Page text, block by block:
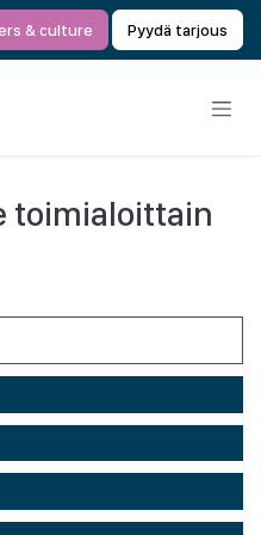
& culture Pyydä tarjous
toimialoittain